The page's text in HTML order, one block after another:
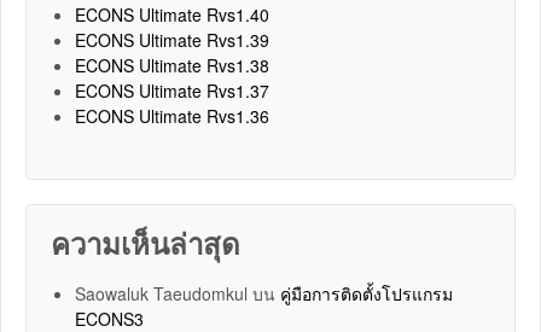
ECONS Ultimate Rvs1.40
ECONS Ultimate Rvs1.39
ECONS Ultimate Rvs1.38
ECONS Ultimate Rvs1.37
ECONS Ultimate Rvs1.36
ความเห็นล่าสุด
Saowaluk Taeudomkul บน คู่มือการติดตั้งโปรแกรม
ECONS3